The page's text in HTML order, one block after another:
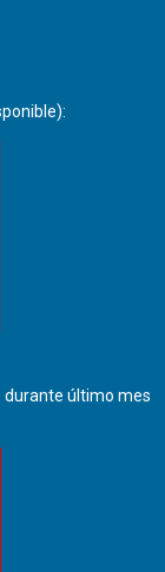
durante último mes